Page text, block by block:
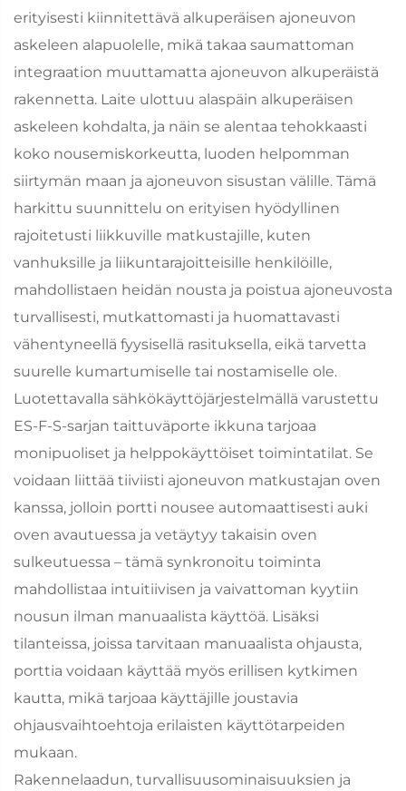
erityisesti kiinnitettävä alkuperäisen ajoneuvon
askeleen alapuolelle, mikä takaa saumattoman
integraation muuttamatta ajoneuvon alkuperäistä
rakennetta. Laite ulottuu alaspäin alkuperäisen
askeleen kohdalta, ja näin se alentaa tehokkaasti
koko nousemiskorkeutta, luoden helpomman
siirtymän maan ja ajoneuvon sisustan välille. Tämä
harkittu suunnittelu on erityisen hyödyllinen
rajoitetusti liikkuville matkustajille, kuten
vanhuksille ja liikuntarajoitteisille henkilöille,
mahdollistaen heidän nousta ja poistua ajoneuvosta
turvallisesti, mutkattomasti ja huomattavasti
vähentyneellä fyysisellä rasituksella, eikä tarvetta
suurelle kumartumiselle tai nostamiselle ole.
Luotettavalla sähkökäyttöjärjestelmällä varustettu
ES-F-S-sarjan taittuväporte ikkuna tarjoaa
monipuoliset ja helppokäyttöiset toimintatilat. Se
voidaan liittää tiiviisti ajoneuvon matkustajan oven
kanssa, jolloin portti nousee automaattisesti auki
oven avautuessa ja vetäytyy takaisin oven
sulkeutuessa – tämä synkronoitu toiminta
mahdollistaa intuitiivisen ja vaivattoman kyytiin
nousun ilman manuaalista käyttöä. Lisäksi
tilanteissa, joissa tarvitaan manuaalista ohjausta,
porttia voidaan käyttää myös erillisen kytkimen
kautta, mikä tarjoaa käyttäjille joustavia
ohjausvaihtoehtoja erilaisten käyttötarpeiden
mukaan.
Rakennelaadun, turvallisuusominaisuuksien ja